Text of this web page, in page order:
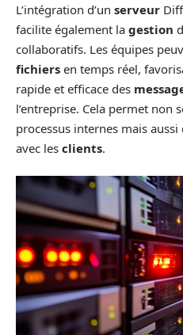
L’intégration d’un serveur
facilite également la gestion
collaboratifs. Les équipes
fichiers en temps réel,
rapide et efficace des
l’entreprise. Cela permet non
processus internes mais
avec les clients.